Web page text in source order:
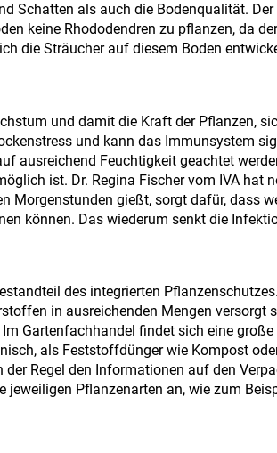
Schatten als auch die Bodenqualität.
keine Rhododendren zu pflanzen, da
die Sträucher auf diesem Boden
und damit die Kraft der Pflanzen,
und kann das Immunsystem
ausreichend Feuchtigkeit geachtet
ist. Dr. Regina Fischer vom IVA hat
Morgenstunden gießt, sorgt dafür, dass
können. Das wiederum senkt die
des integrierten
in ausreichenden Mengen versorgt
Gartenfachhandel findet sich eine
als Feststoffdünger wie Kompost
Regel den Informationen auf den
Pflanzenarten an, wie zum